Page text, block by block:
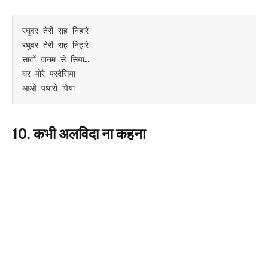
रघुवर तेरी राह निहारे
रघुवर तेरी राह निहारे
सातों जनम से सिया…
घर मोरे परदेसिया
आओ पधारो पिया
10. कभी अलविदा ना कहना